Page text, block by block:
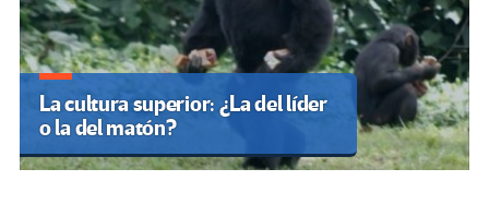
La cultura superior: ¿La del líder
o la del matón?